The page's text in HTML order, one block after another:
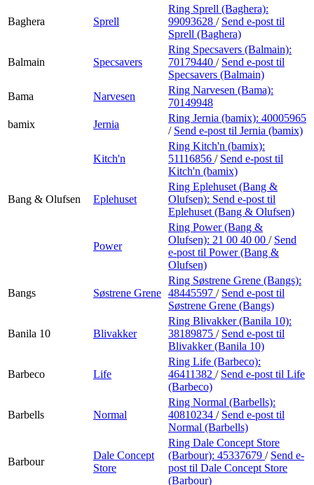
Baghera Sprell
Ring Sprell (Baghera):
99093628 / Send e-post til
Sprell (Baghera)
Balmain Specsavers
Ring Specsavers (Balmain):
70179440 / Send e-post til
Specsavers (Balmain)
Bama
Narvesen
Ring Narvesen (Bama):
70149948
bamix
Jernia
Ring Jernia (bamix): 40005965
/ Send e-post til Jernia (bamix)
Kitch'n
Ring Kitch'n (bamix):
51116856 / Send e-post til
Kitch'n (bamix)
Bang & Olufsen Eplehuset
Ring Eplehuset (Bang &
Olufsen): Send e-post til
Eplehuset (Bang & Olufsen)
Power
Ring Power (Bang &
Olufsen): 21 00 40 00 / Send
e-post til Power (Bang &
Olufsen)
Bangs Søstrene Grene
Ring Søstrene Grene (Bangs):
48445597 / Send e-post til
Søstrene Grene (Bangs)
Banila 10 Blivakker
Ring Blivakker (Banila 10):
38189875 / Send e-post til
Blivakker (Banila 10)
Barbeco Life
Ring Life (Barbeco):
46411382 / Send e-post til Life
(Barbeco)
Barbells Normal
Ring Normal (Barbells):
40810234 / Send e-post til
Normal (Barbells)
Barbour
Dale Concept
Store
Ring Dale Concept Store
(Barbour): 45337679 / Send e-
post til Dale Concept Store
(Barbour)